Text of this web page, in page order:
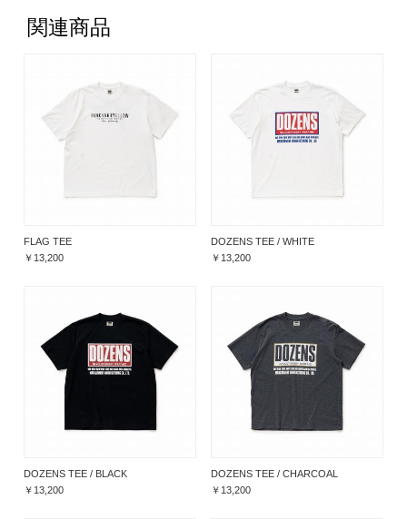
関連商品
FLAG TEE
￥13,200
DOZENS TEE / WHITE
￥13,200
DOZENS TEE / BLACK
￥13,200
DOZENS TEE / CHARCOAL
￥13,200